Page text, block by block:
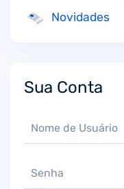
Novidades
Sua Conta